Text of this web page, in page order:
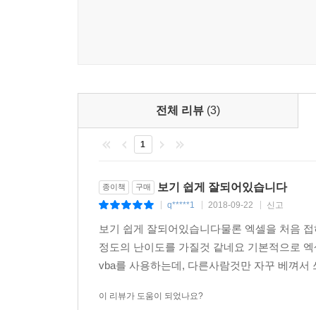
Section 13 그대로 가져와서 사용하는 함수와 매크
〈실무예제〉 01 특정 이름의 시트가 있는지 확인
〈실무예제〉 02 열 번호 입력해 알파벳 열 이름
〈실무예제〉 04 텍스트에서 숫자, 영문자, 한글,
〈실무예제〉 05 글꼴 색이 같은 자료만 계산하기
★〈실무예제〉 06 범위 중 조건에 맞는 자료만 오
〈실무예제〉 07 단어의 첫 문자를 조합해 약어 만
〈실무예제〉 08 셀 내용 유지한 상태에서 병합하
★〈실무예제〉 10 표 내용을 그룹별로 다른 시트
전체 리뷰 (3)
1
종이책 구매 보기 쉽게 잘되어있습니다
q*****1 2018-09-22 신고
보기 쉽게 잘되어있습니다물론 엑셀을 처음
정도의 난이도를 가질것 같네요 기본적으로
vba를 사용하는데, 다른사람것만 자꾸 베껴
이 리뷰가 도움이 되었나요?